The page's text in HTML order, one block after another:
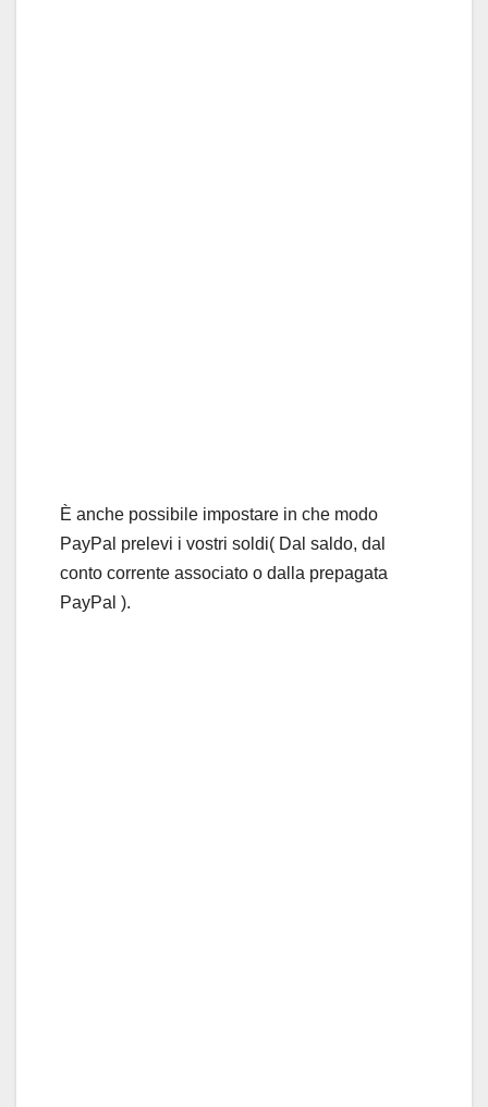
È anche possibile impostare in che modo
PayPal prelevi i vostri soldi( Dal saldo, dal
conto corrente associato o dalla prepagata
PayPal ).